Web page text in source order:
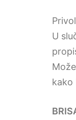
U
kako